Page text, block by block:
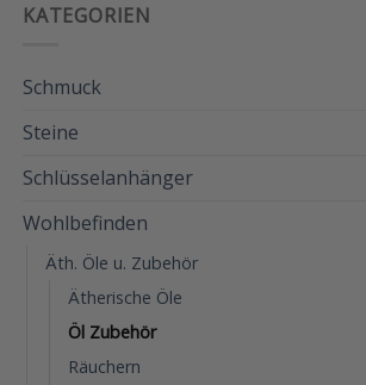
KATEGORIEN
Schmuck
Steine
Schlüsselanhänger
Wohlbefinden
Äth. Öle u. Zubehör
Ätherische Öle
Öl Zubehör
Räuchern